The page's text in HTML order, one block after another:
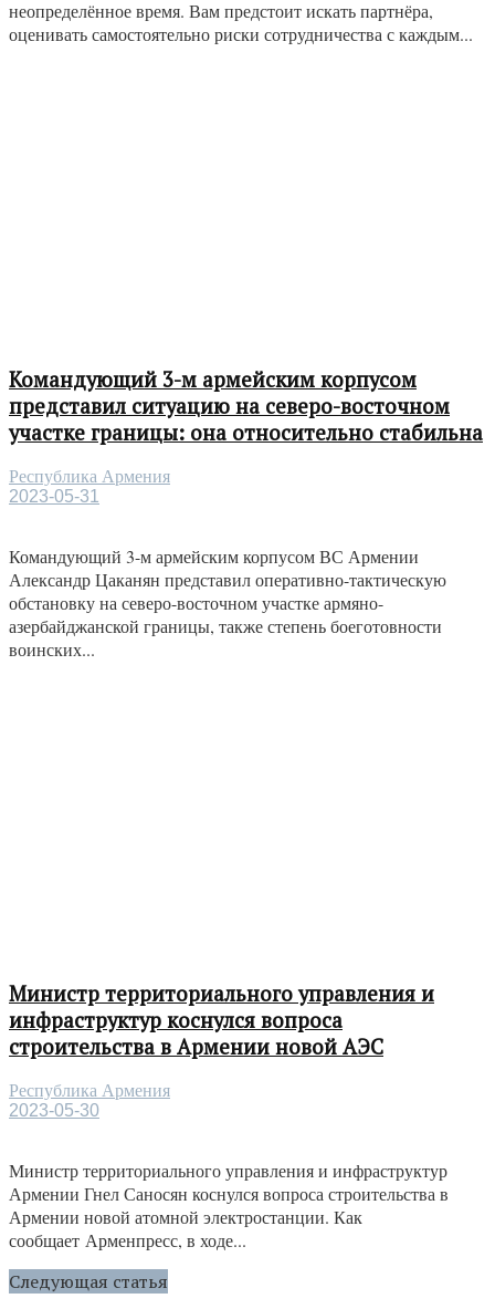
неопределённое время. Вам предстоит искать партнёра,
оценивать самостоятельно риски сотрудничества с каждым...
Командующий 3-м армейским корпусом
представил ситуацию на северо-восточном
участке границы: она относительно стабильна
Республика Армения
2023-05-31
Командующий 3-м армейским корпусом ВС Армении
Александр Цаканян представил оперативно-тактическую
обстановку на северо-восточном участке армяно-
азербайджанской границы, также степень боеготовности
воинских...
Министр территориального управления и
инфраструктур коснулся вопроса
строительства в Армении новой АЭС
Республика Армения
2023-05-30
Министр территориального управления и инфраструктур
Армении Гнел Саносян коснулся вопроса строительства в
Армении новой атомной электростанции. Как
сообщает Арменпресс, в ходе...
Следующая статья